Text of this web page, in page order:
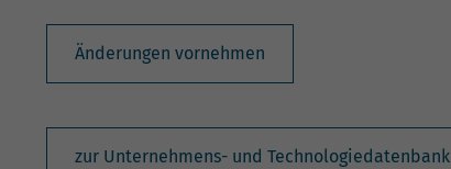
Änderungen vornehmen
zur Unternehmens- und Technologiedatenbank